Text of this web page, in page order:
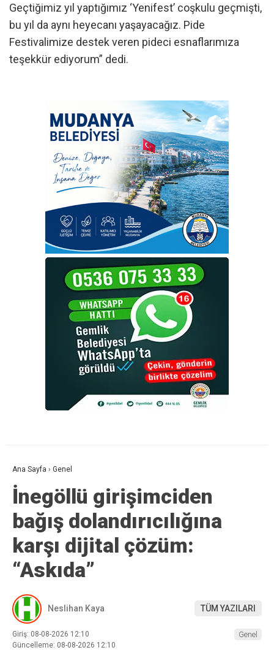
Geçtiğimiz yıl yaptığımız ‘Yenifest’ coşkulu geçmişti,
bu yıl da aynı heyecanı yaşayacağız. Pide
Festivalimize destek veren pideci esnaflarımıza
teşekkür ediyorum” dedi.
Ana Sayfa › Genel
İnegöllü girişimciden
bağış dolandırıcılığına
karşı dijital çözüm:
“Askıda”
Neslihan Kaya TÜM YAZILARI
Giriş: 08-08-2026 12:10
Güncelleme: 08-08-2026 12:10
Genel